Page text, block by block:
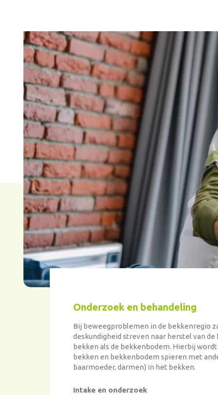
Onderzoek en behandeling
Bij beweegproblemen in de bekkenregio
deskundigheid streven naar herstel van
bekken als de bekkenbodem. Hierbij
bekken en bekkenbodem spieren met
baarmoeder, darmen) in het bekken.
Intake en onderzoek